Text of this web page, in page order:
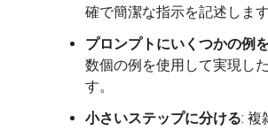
確で簡潔な指示を記述します
プロンプトにいくつかの例
数個の例を使用して実現し
す。
小さいステップに分ける: 複